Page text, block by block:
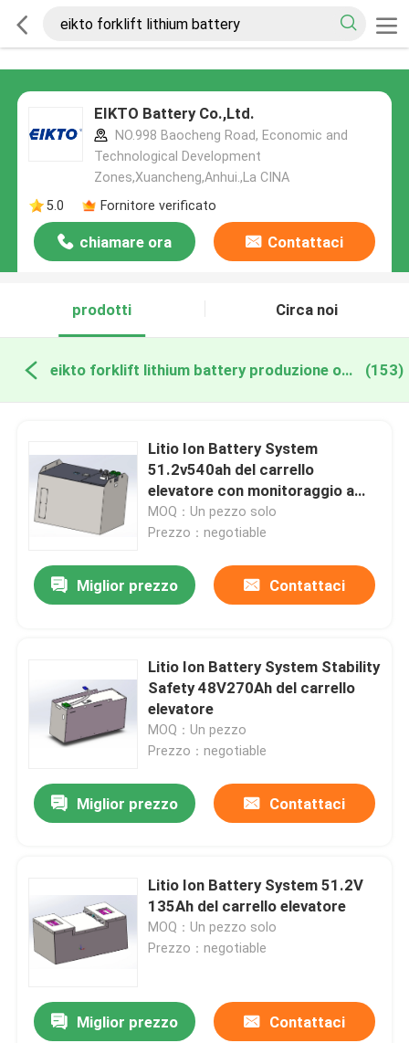
EIKTO Battery Co.,Ltd.
NO.998 Baocheng Road, Economic and
Technological Development
Zones,Xuancheng,Anhui.,La CINA
5.0
Fornitore verificato
chiamare ora Contattaci
prodotti Circa noi
eikto forklift lithium battery produzione online (153)
Litio Ion Battery System
51.2v540ah del carrello
elevatore con monitoraggio a
distanza
MOQ：Un pezzo solo
Prezzo：negotiable
Miglior prezzo Contattaci
Litio Ion Battery System Stability
Safety 48V270Ah del carrello
elevatore
MOQ：Un pezzo
Prezzo：negotiable
Miglior prezzo Contattaci
Litio Ion Battery System 51.2V
135Ah del carrello elevatore
MOQ：Un pezzo solo
Prezzo：negotiable
Miglior prezzo Contattaci